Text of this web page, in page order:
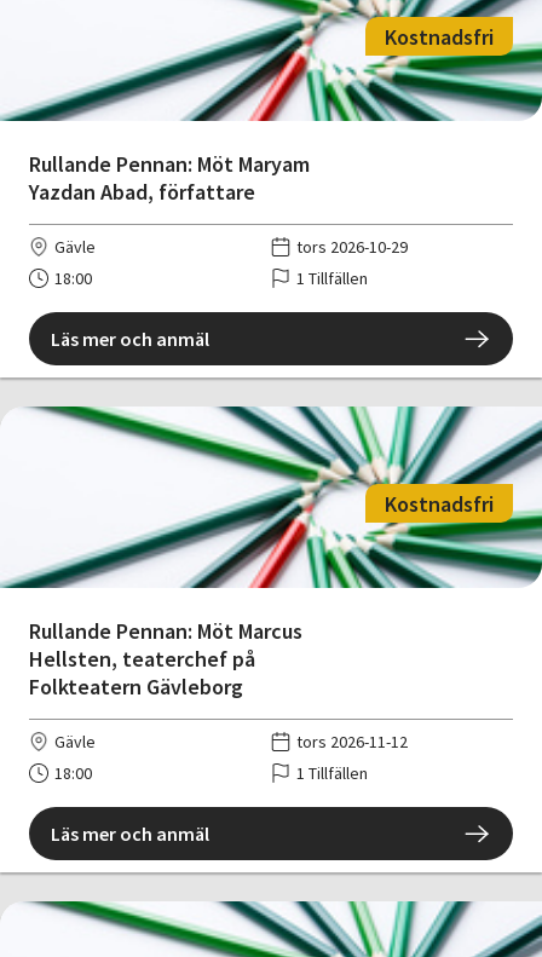
Rullande Pennan: Möt Maryam
Yazdan Abad, författare
Kostnadsfri
Gävle
tors 2026-10-29
18:00
1 Tillfällen
Läs mer och anmäl
Rullande Pennan: Möt Marcus
Hellsten, teaterchef på
Folkteatern Gävleborg
Kostnadsfri
Gävle
tors 2026-11-12
18:00
1 Tillfällen
Läs mer och anmäl